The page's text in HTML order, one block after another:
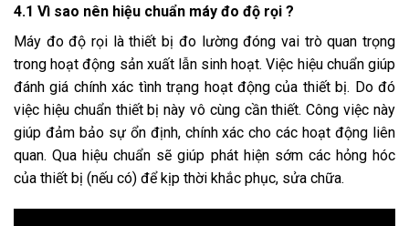
4.1 Vì sao nên hiệu chuẩn máy đo độ rọi ?
Máy đo độ rọi là thiết bị đo lường đóng vai trò quan trọng
trong hoạt động sản xuất lẫn sinh hoạt. Việc hiệu chuẩn giúp
đánh giá chính xác tình trạng hoạt động của thiết bị. Do đó
việc hiệu chuẩn thiết bị này vô cùng cần thiết. Công việc này
giúp đảm bảo sự ổn định, chính xác cho các hoạt động liên
quan. Qua hiệu chuẩn sẽ giúp phát hiện sớm các hỏng hóc
của thiết bị (nếu có) để kịp thời khắc phục, sửa chữa.